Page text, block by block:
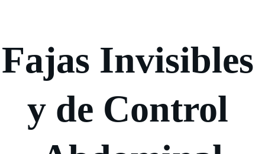
Fajas Invisibles
y de Control